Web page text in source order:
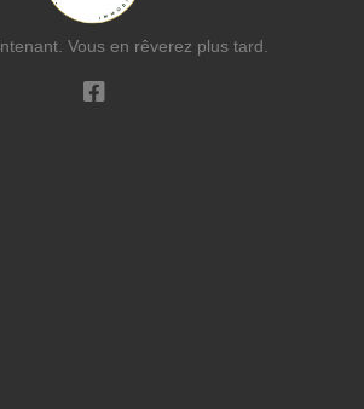
Vous en rêverez plus tard.